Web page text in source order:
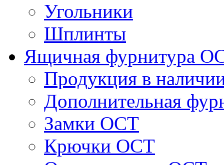
Угольники
Шплинты
Ящичная фурнитура
Продукция в
Дополнительная
Замки ОСТ
Крючки ОСТ